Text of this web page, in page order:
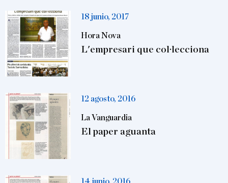
18 junio, 2017
Hora Nova
L'empresari que col·lecciona
12 agosto, 2016
La Vanguardia
El paper aguanta
14 junio, 2016